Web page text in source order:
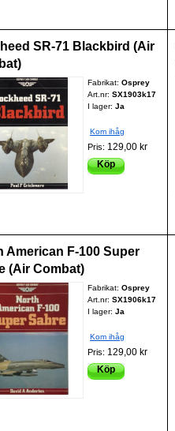
SR-71 Blackbird (Air
Fabrikat:Osprey
Art.nr:SX1903k17
I lager: Ja
Kom ihåg
Pris: 129,00 kr
Köp
American F-100 Super
(Air Combat)
Fabrikat:Osprey
Art.nr:SX1906k17
I lager: Ja
Kom ihåg
Pris: 129,00 kr
Köp